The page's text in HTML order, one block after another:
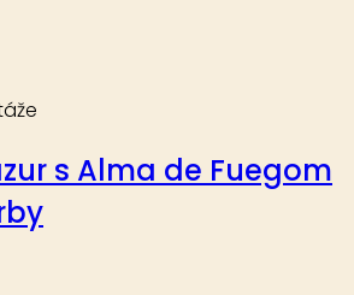
s Alma de Fuegom